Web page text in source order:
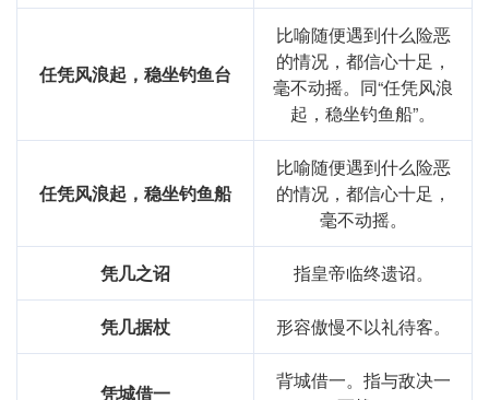
任凭风浪起，稳坐钓鱼台
比喻随便遇到什么险恶
的情况，都信心十足，
毫不动摇。同“任凭风浪
起，稳坐钓鱼船”。
任凭风浪起，稳坐钓鱼船
比喻随便遇到什么险恶
的情况，都信心十足，
毫不动摇。
凭几之诏 指皇帝临终遗诏。
凭几据杖 形容傲慢不以礼待客。
凭城借一
背城借一。指与敌决一